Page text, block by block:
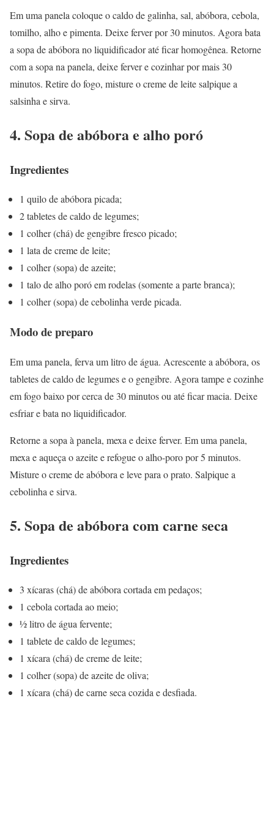
Em uma panela coloque o caldo de galinha, sal, abóbora, cebola,
tomilho, alho e pimenta. Deixe ferver por 30 minutos. Agora bata
a sopa de abóbora no liquidificador até ficar homogênea. Retorne
com a sopa na panela, deixe ferver e cozinhar por mais 30
minutos. Retire do fogo, misture o creme de leite salpique a
salsinha e sirva.
4. Sopa de abóbora e alho poró
Ingredientes
1 quilo de abóbora picada;
2 tabletes de caldo de legumes;
1 colher (chá) de gengibre fresco picado;
1 lata de creme de leite;
1 colher (sopa) de azeite;
1 talo de alho poró em rodelas (somente a parte branca);
1 colher (sopa) de cebolinha verde picada.
Modo de preparo
Em uma panela, ferva um litro de água. Acrescente a abóbora, os
tabletes de caldo de legumes e o gengibre. Agora tampe e cozinhe
em fogo baixo por cerca de 30 minutos ou até ficar macia. Deixe
esfriar e bata no liquidificador.
Retorne a sopa à panela, mexa e deixe ferver. Em uma panela,
mexa e aqueça o azeite e refogue o alho-poro por 5 minutos.
Misture o creme de abóbora e leve para o prato. Salpique a
cebolinha e sirva.
5. Sopa de abóbora com carne seca
Ingredientes
3 xícaras (chá) de abóbora cortada em pedaços;
1 cebola cortada ao meio;
½ litro de água fervente;
1 tablete de caldo de legumes;
1 xícara (chá) de creme de leite;
1 colher (sopa) de azeite de oliva;
1 xícara (chá) de carne seca cozida e desfiada.